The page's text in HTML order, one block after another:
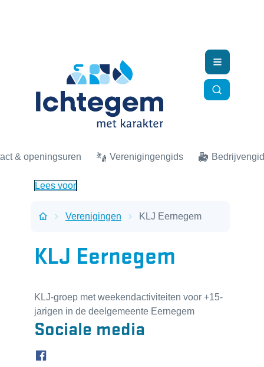
& openingsuren Verenigingengids
Zoek
Menu
Lees voor
Startpagina
Verenigingen KLJ Eernegem
KLJ Eernegem
KLJ-groep met weekendactiviteiten voor +15-
jarigen in de deelgemeente Eernegem
Sociale media
Facebook KLJ Eernegem